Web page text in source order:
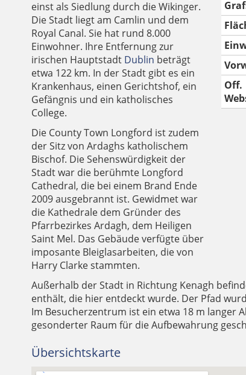
einst als Siedlung durch die Wikinger.
Die Stadt liegt am Camlin und dem
Royal Canal. Sie hat rund 8.000
Einwohner. Ihre Entfernung zur
irischen Hauptstadt Dublin beträgt
etwa 122 km. In der Stadt gibt es ein
Krankenhaus, einen Gerichtshof, ein
Gefängnis und ein katholisches
College.
Die County Town Longford ist zudem
der Sitz von Ardaghs katholischem
Bischof. Die Sehenswürdigkeit der
Stadt war die berühmte Longford
Cathedral, die bei einem Brand Ende
2009 ausgebrannt ist. Gewidmet war
die Kathedrale dem Gründer des
Pfarrbezirkes Ardagh, dem Heiligen
Saint Mel. Das Gebäude verfügte über
imposante Bleiglasarbeiten, die von
Harry Clarke stammten.
Off.
Außerhalb der Stadt in Richtung Kenagh
enthält, die hier entdeckt wurde. Der Pfad
Im Besucherzentrum ist ein etwa 18 m langer
gesonderter Raum für die Aufbewahrung
Übersichtskarte